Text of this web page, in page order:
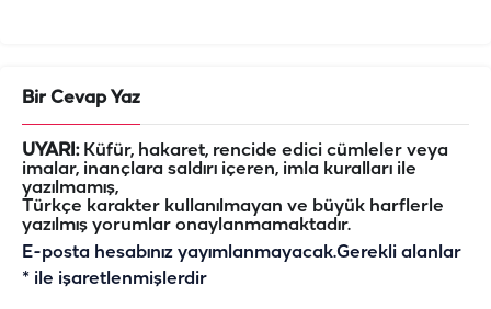
Bir Cevap Yaz
UYARI:Küfür, hakaret, rencide edici cümleler veya
imalar, inançlara saldırı içeren, imla kuralları ile
yazılmamış,
Türkçe karakter kullanılmayan ve büyük harflerle
yazılmış yorumlar onaylanmamaktadır.
E-posta hesabınız yayımlanmayacak.Gerekli alanlar
* ile işaretlenmişlerdir